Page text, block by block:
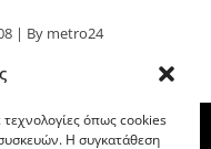
τεχνολογίες όπως cookies
Η συγκατάθεση
By metro24